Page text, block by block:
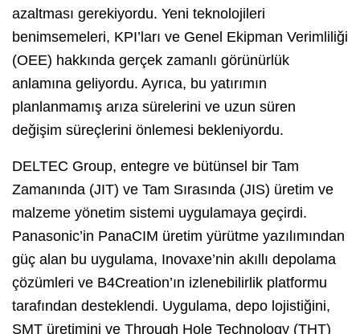
azaltması gerekiyordu. Yeni teknolojileri
benimsemeleri, KPI’ları ve Genel Ekipman Verimliliği
(OEE) hakkında gerçek zamanlı görünürlük
anlamına geliyordu. Ayrıca, bu yatırımın
planlanmamış arıza sürelerini ve uzun süren
değişim süreçlerini önlemesi bekleniyordu.
DELTEC Group, entegre ve bütünsel bir Tam
Zamanında (JIT) ve Tam Sırasında (JIS) üretim ve
malzeme yönetim sistemi uygulamaya geçirdi.
Panasonic’in PanaCIM üretim yürütme yazılımından
güç alan bu uygulama, Inovaxe’nin akıllı depolama
çözümleri ve B4Creation’ın izlenebilirlik platformu
tarafından desteklendi. Uygulama, depo lojistiğini,
SMT üretimini ve Through Hole Technology (THT)